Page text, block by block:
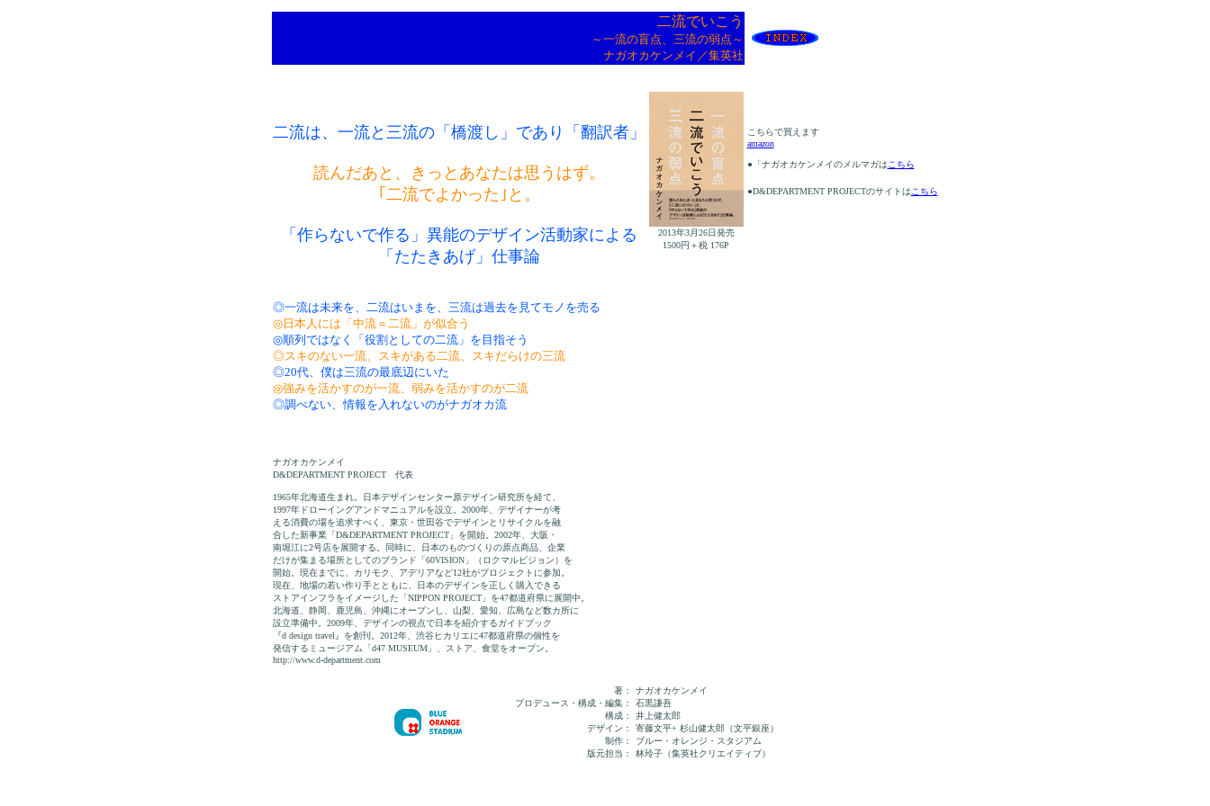
二流でいこう
～一流の盲点、三流の弱点～
ナガオカケンメイ／集英社
二流は、一流と三流の「橋渡し」であり「翻訳者」
読んだあと、きっとあなたは思うはず。
｢二流でよかった｣と。
「作らないで作る」異能のデザイン活動家による
「たたきあげ」仕事論
2013年3月26日発売
1500円＋税 176P
こちらで買えます
amazon
●「ナガオカケンメイのメルマガは こちら
●D&DEPARTMENT PROJECTのサイトは こちら
◎一流は未来を、二流はいまを、三流は過去を見てモノを売る
◎日本人には「中流＝二流」が似合う
◎順列ではなく「役割としての二流」を目指そう
◎スキのない一流、スキがある二流、スキだらけの三流
◎20代、僕は三流の最底辺にいた
◎強みを活かすのが一流、弱みを活かすのが二流
◎調べない、情報を入れないのがナガオカ流
ナガオカケンメイ
D&DEPARTMENT PROJECT 代表
1965年北海道生まれ。日本デザインセンター原デザイン研究所を経て、
1997年ドローイングアンドマニュアルを設立。2000年、デザイナーが考
える消費の場を追求すべく、東京・世田谷でデザインとリサイクルを融
合した新事業「D&DEPARTMENT PROJECT」を開始。2002年、大阪・
南堀江に2号店を展開する。同時に、日本のものづくりの原点商品、企業
だけが集まる場所としてのブランド「60VISION」（ロクマルビジョン）を
開始。現在までに、カリモク、アデリアなど12社がプロジェクトに参加。
現在、地場の若い作り手とともに、日本のデザインを正しく購入できる
ストアインフラをイメージした「NIPPON PROJECT」を47都道府県に展開中。
北海道、静岡、鹿児島、沖縄にオープンし、山梨、愛知、広島など数カ所に
設立準備中。2009年、デザインの視点で日本を紹介するガイドブック
『d design travel』を創刊。2012年、渋谷ヒカリエに47都道府県の個性を
発信するミュージアム「d47 MUSEUM」、ストア、食堂をオープン。
http://www.d-department.com
著：
プロデュース・構成・編集：
構成：
デザイン：
制作：
版元担当：
ナガオカケンメイ
石黒謙吾
井上健太郎
寄藤文平+ 杉山健太郎（文平銀座）
ブルー・オレンジ・スタジアム
林玲子（集英社クリエイティブ）